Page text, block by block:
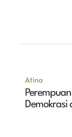
Atina
Demokrasi